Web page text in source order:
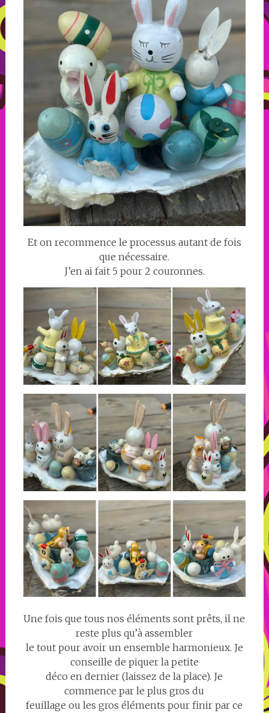
Et on recommence le processus autant de fois
que nécessaire.
J’en ai fait 5 pour 2 couronnes.
Une fois que tous nos éléments sont prêts, il ne
reste plus qu’à assembler
le tout pour avoir un ensemble harmonieux. Je
conseille de piquer la petite
déco en dernier (laissez de la place). Je
commence par le plus gros du
feuillage ou les gros éléments pour finir par ce